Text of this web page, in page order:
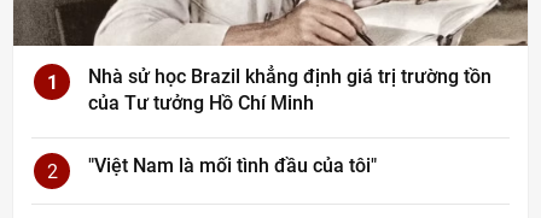
1
Nhà sử học Brazil khẳng định giá trị trường tồn
của Tư tưởng Hồ Chí Minh
2 "Việt Nam là mối tình đầu của tôi"